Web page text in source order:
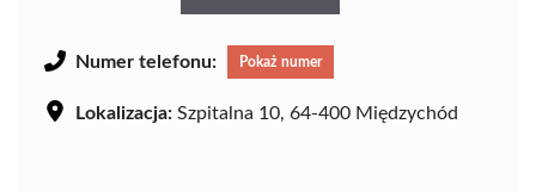
Numer telefonu: Pokaż numer
Lokalizacja: Szpitalna 10, 64-400 Międzychód